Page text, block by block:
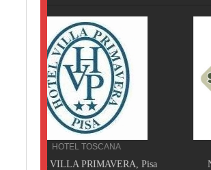
SERVIZI SICILIA
NON SOLO SPURGHI,